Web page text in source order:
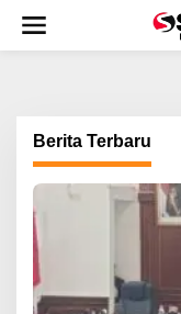
w
Berita Terbaru